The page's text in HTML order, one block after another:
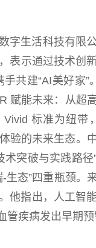
字生活科技有限
表示通过技术创
共建“AI美好家”
赋能未来：从超
标准为纽带
验的未来生态。
突破与实践路径
生态”四重瓶颈。
他指出，人工智
管疾病发出早期